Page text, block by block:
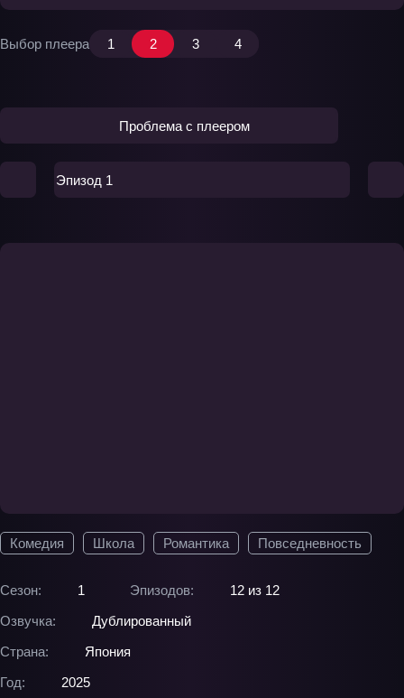
Комедия Школа Романтика Повседневность
Сезон: 1 Эпизодов:
12 из 12
Озвучка:
Дублированный
Страна:
Япония
Год:
2025
Выбор плеера 1 2 3 4
Проблема с плеером
Эпизод 1